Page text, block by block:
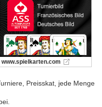
www.spielkarten.com
Preisskat, jede Menge